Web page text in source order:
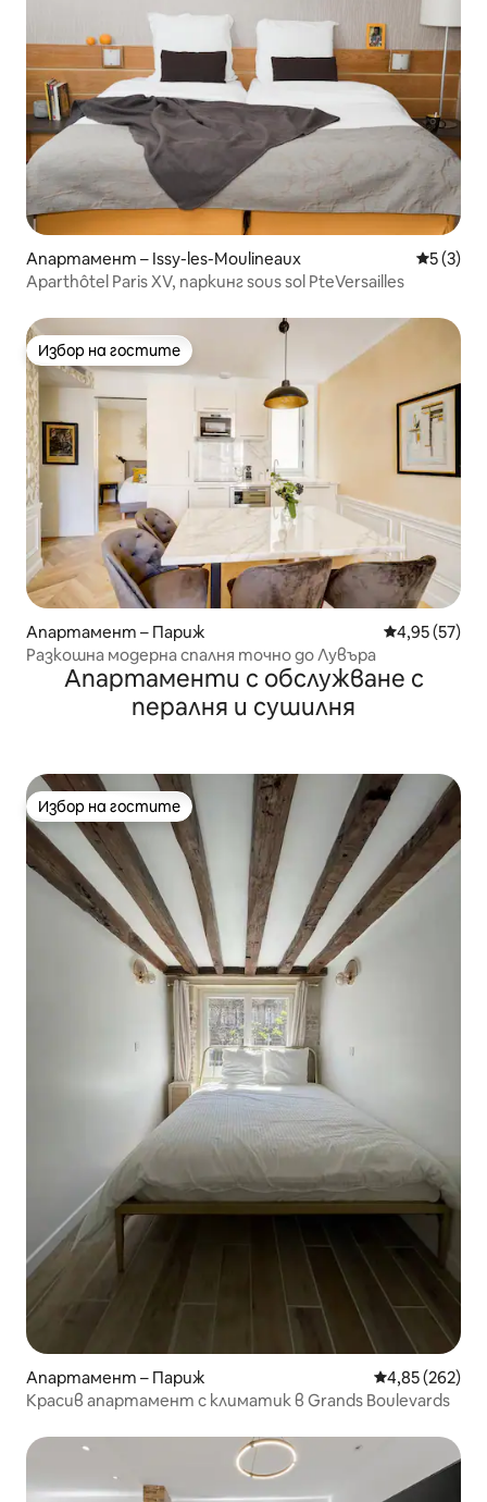
Апартамент – Issy-les-Moulineaux Средна
5 (3)
Aparthôtel Paris XV, паркинг sous sol PteVersailles
Избор на гостите
Избор на гостите
Апартамент – Париж Средна
4,95 (57)
Разкошна модерна спалня точно до Лувъра
Апартаменти с обслужване с
пералня и сушилня
Избор на гостите
Избор на гостите
Апартамент – Париж Средна
4,85 (262)
Красив апартамент с климатик в Grands Boulevards